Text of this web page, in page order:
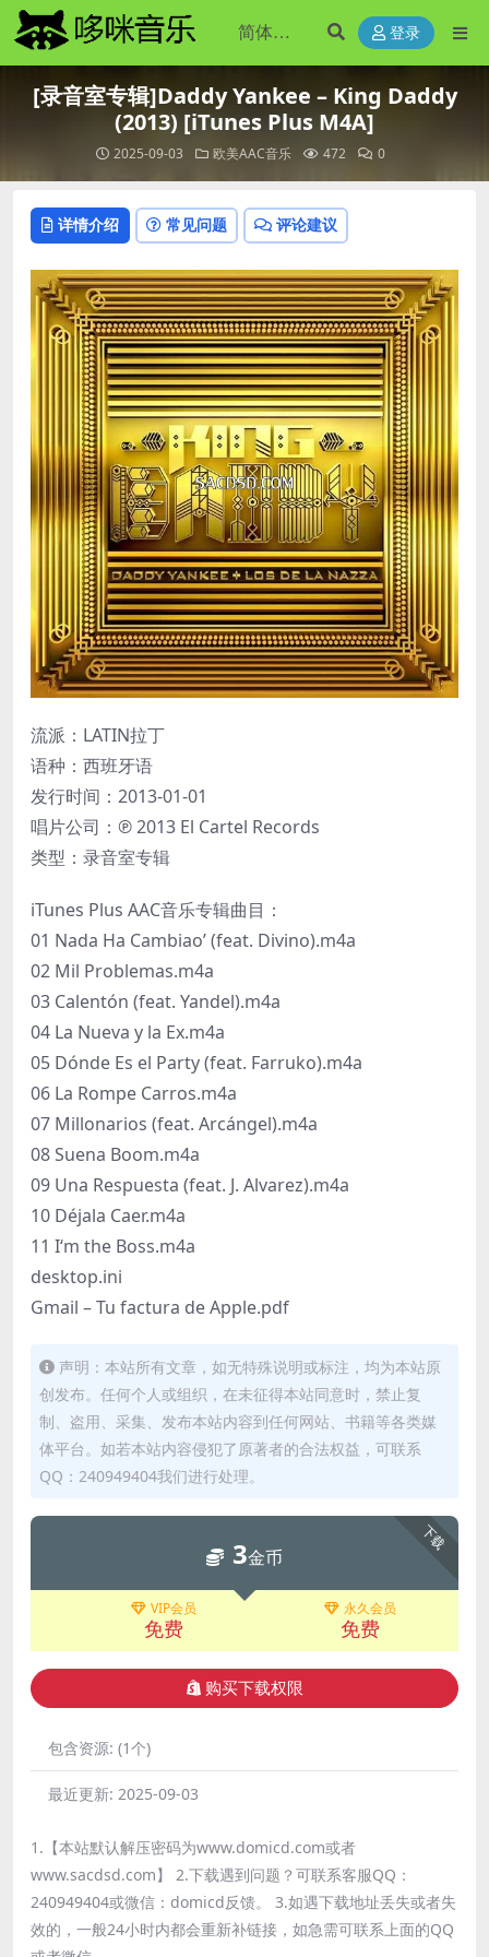
登录
[录音室专辑]Daddy Yankee – King Daddy
(2013) [iTunes Plus M4A]
2025-09-03 欧美AAC音乐 472 0
详情介绍 常见问题 评论建议
流派：LATIN拉丁
语种：西班牙语
发行时间：2013-01-01
唱片公司：℗ 2013 El Cartel Records
类型：录音室专辑
iTunes Plus AAC音乐专辑曲目：
01 Nada Ha Cambiao’ (feat. Divino).m4a
02 Mil Problemas.m4a
03 Calentón (feat. Yandel).m4a
04 La Nueva y la Ex.m4a
05 Dónde Es el Party (feat. Farruko).m4a
06 La Rompe Carros.m4a
07 Millonarios (feat. Arcángel).m4a
08 Suena Boom.m4a
09 Una Respuesta (feat. J. Alvarez).m4a
10 Déjala Caer.m4a
11 I‘m the Boss.m4a
desktop.ini
Gmail – Tu factura de Apple.pdf
声明：本站所有文章，如无特殊说明或标注，均为本站原
创发布。任何个人或组织，在未征得本站同意时，禁止复
制、盗用、采集、发布本站内容到任何网站、书籍等各类媒
体平台。如若本站内容侵犯了原著者的合法权益，可联系
QQ：240949404我们进行处理。
下载
3金币
VIP会员
免费
永久会员
免费
购买下载权限
包含资源: (1个)
最近更新: 2025-09-03
1.【本站默认解压密码为www.domicd.com或者
www.sacdsd.com】 2.下载遇到问题？可联系客服QQ：
240949404或微信：domicd反馈。 3.如遇下载地址丢失或者失
效的，一般24小时内都会重新补链接，如急需可联系上面的QQ